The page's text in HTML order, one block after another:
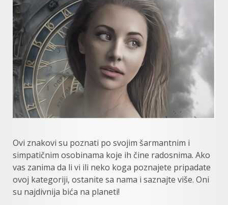
Ovi znakovi su poznati po svojim šarmantnim i
simpatičnim osobinama koje ih čine radosnima. Ako
vas zanima da li vi ili neko koga poznajete pripadate
ovoj kategoriji, ostanite sa nama i saznajte više. Oni
su najdivnija bića na planeti!